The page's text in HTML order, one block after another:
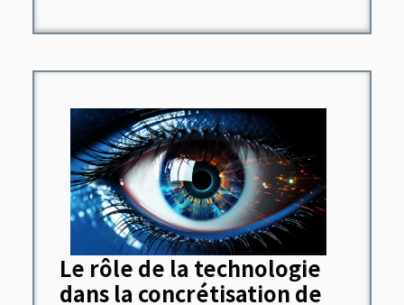
Le rôle de la technologie
dans la concrétisation de